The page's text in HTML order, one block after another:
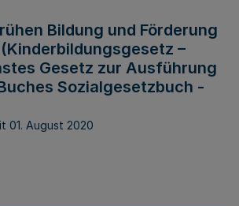
Bildung und Förderung
–
Gesetz zur Ausführung
Sozialgesetzbuch -
01. August 2020